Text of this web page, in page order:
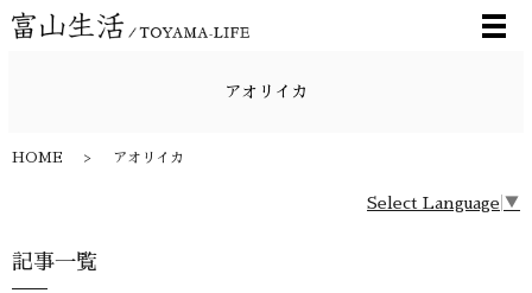
メ
アオリイカ
HOME アオリイカ
Select Language ▼
記事一覧